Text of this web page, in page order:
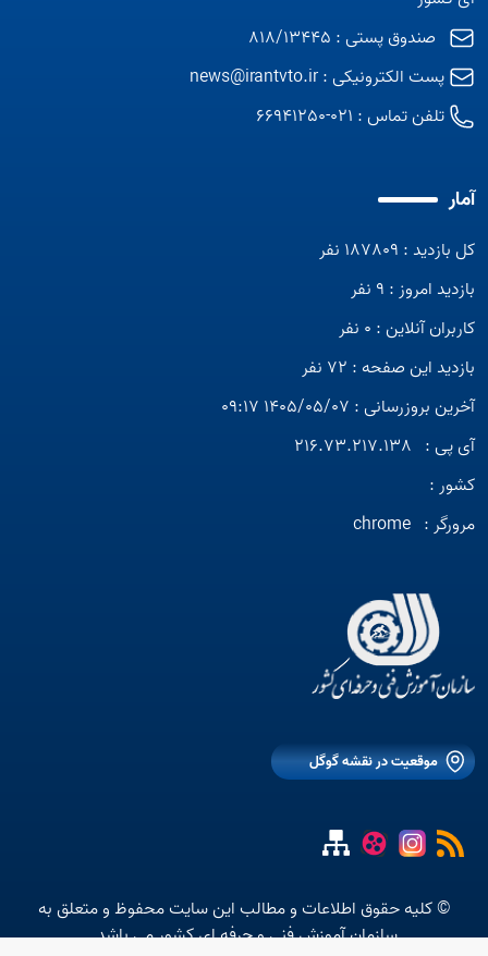
صندوق پستی : 818/13445
پست الکترونیکی :news@irantvto.ir
تلفن تماس : 021-66941250
آمار
کل بازدید : 187809 نفر
بازدید امروز : 9 نفر
کاربران آنلاین : 0 نفر
بازدید این صفحه : 72 نفر
آخرین بروزرسانی : 1405/05/07 09:17
آی پی : 216.73.217.138
کشور :
مرورگر : chrome
موقعیت در نقشه گوگل
© کلیه حقوق اطلاعات و مطالب این سایت محفوظ و متعلق به
سازمان آموزش فنی و حرفه ای کشور می باشد.